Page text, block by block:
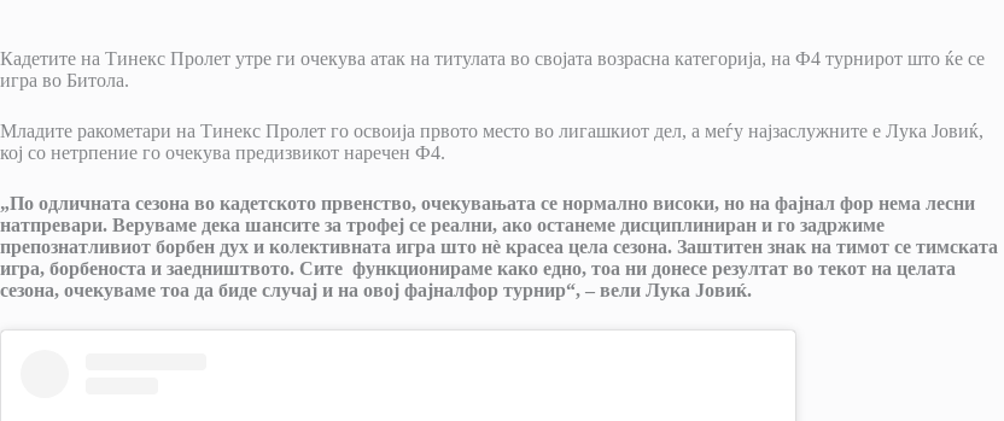
Кадетите на Тинекс Пролет утре ги очекува атак на титулата во својата возрасна категорија, на Ф4 турнирот што ќе се
игра во Битола.
Младите ракометари на Тинекс Пролет го освоија првото место во лигашкиот дел, а меѓу најзаслужните е Лука Јовиќ,
кој со нетрпение го очекува предизвикот наречен Ф4.
„По одличната сезона во кадетското првенство, очекувањата се нормално високи, но на фајнал фор нема лесни
натпревари. Веруваме дека шансите за трофеј се реални, ако останеме дисциплиниран и го задржиме
препознатливиот борбен дух и колективната игра што нè красеа цела сезона. Заштитен знак на тимот се тимската
игра, борбеноста и заедништвото. Сите функционираме како едно, тоа ни донесе резултат во текот на целата
сезона, очекуваме тоа да биде случај и на овој фајналфор турнир“, – вели Лука Јовиќ.